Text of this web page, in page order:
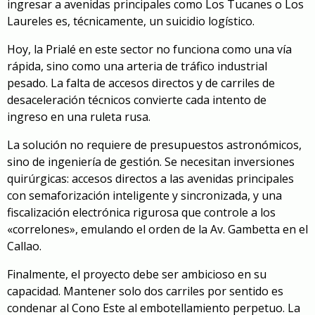
ingresar a avenidas principales como Los Tucanes o Los
Laureles es, técnicamente, un suicidio logístico.
Hoy, la Prialé en este sector no funciona como una vía
rápida, sino como una arteria de tráfico industrial
pesado. La falta de accesos directos y de carriles de
desaceleración técnicos convierte cada intento de
ingreso en una ruleta rusa.
La solución no requiere de presupuestos astronómicos,
sino de ingeniería de gestión. Se necesitan inversiones
quirúrgicas: accesos directos a las avenidas principales
con semaforización inteligente y sincronizada, y una
fiscalización electrónica rigurosa que controle a los
«correlones», emulando el orden de la Av. Gambetta en el
Callao.
Finalmente, el proyecto debe ser ambicioso en su
capacidad. Mantener solo dos carriles por sentido es
condenar al Cono Este al embotellamiento perpetuo. La